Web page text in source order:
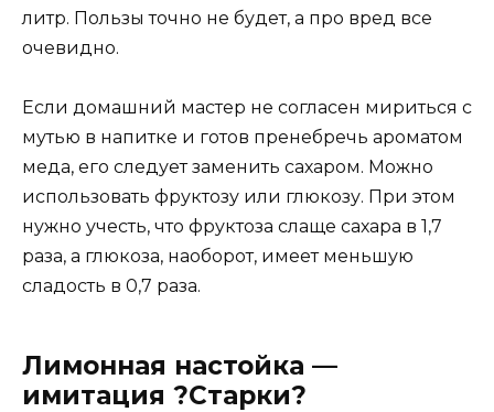
литр. Пользы точно не будет, а про вред все
очевидно.
Если домашний мастер не согласен мириться с
мутью в напитке и готов пренебречь ароматом
меда, его следует заменить сахаром. Можно
использовать фруктозу или глюкозу. При этом
нужно учесть, что фруктоза слаще сахара в 1,7
раза, а глюкоза, наоборот, имеет меньшую
сладость в 0,7 раза.
Лимонная настойка —
имитация ?Старки?